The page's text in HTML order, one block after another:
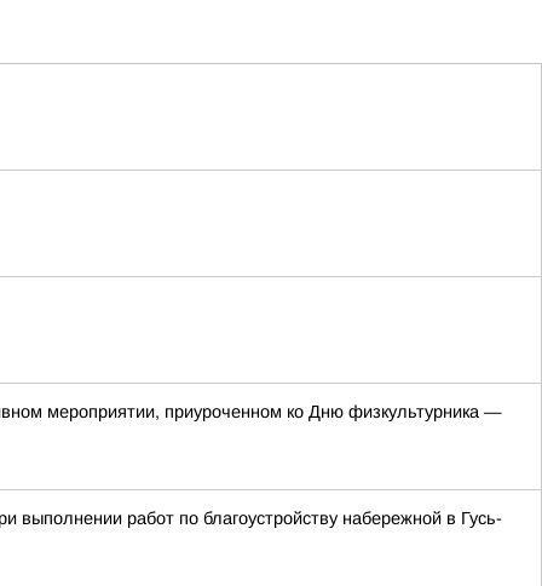
мероприятии, приуроченном ко Дню физкультурника —
работ по благоустройству набережной в Гусь-